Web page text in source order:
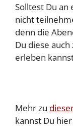
Solltest Du
nicht
denn die
Du diese
erleben
Mehr zu
kannst Du